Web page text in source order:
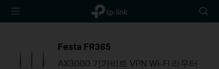
TP-Link,
Reliably
아
이
Festa FR365
AX3000 기가비트 VPN Wi-Fi 라우터